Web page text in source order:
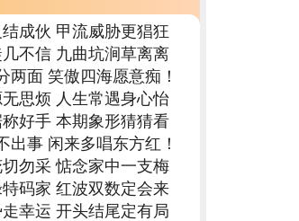
成伙 甲流威胁更猖狂
不信 九曲坑涧草离离
面 笑傲四海愿意痴！
思烦 人生常遇身心怡
好手 本期象形猜猜看
事 闲来多唱东方红！
勿采 惦念家中一支梅
码家 红波双数定会来
幸运 开头结尾定有局